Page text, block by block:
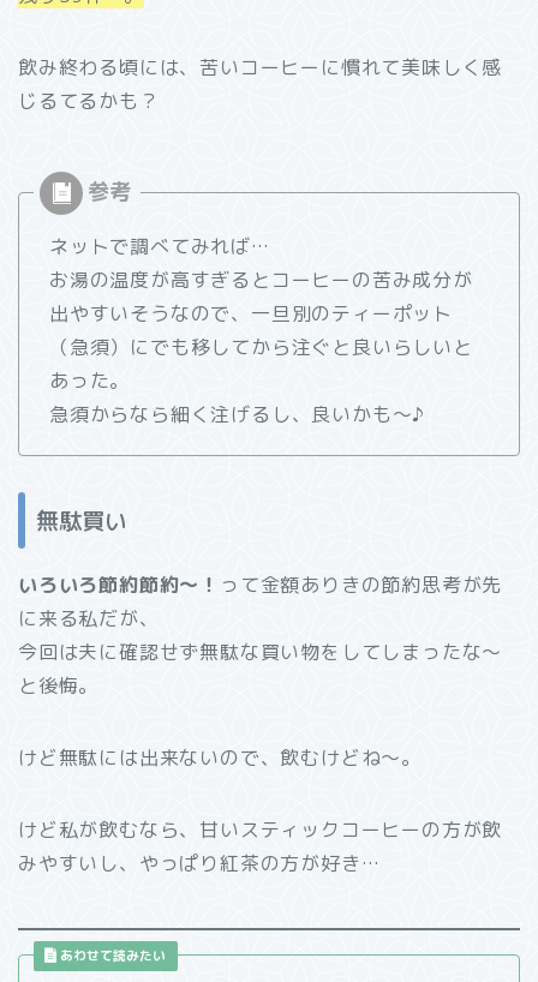
飲み終わる頃には、苦いコーヒーに慣れて美味しく感
じるてるかも？
ネットで調べてみれば…
お湯の温度が高すぎるとコーヒーの苦み成分が
出やすいそうなので、一旦別のティーポット
（急須）にでも移してから注ぐと良いらしいと
あった。
急須からなら細く注げるし、良いかも～♪
無駄買い
いろいろ節約節約～！ って金額ありきの節約思考が先
に来る私だが、
今回は夫に確認せず無駄な買い物をしてしまったな～
と後悔。
けど無駄には出来ないので、飲むけどね～。
けど私が飲むなら、甘いスティックコーヒーの方が飲
みやすいし、やっぱり紅茶の方が好き…